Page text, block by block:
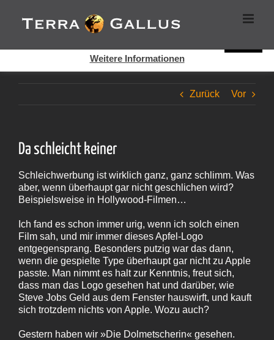
Inhalt
springen
Zurück Vor
Da schleicht keiner
Schleichwerbung ist wirklich ganz, ganz schlimm. Was
aber, wenn überhaupt gar nicht geschlichen wird?
Beispielsweise in Hollywood-Filmen…
Ich fand es schon immer urig, wenn ich solch einen
Film sah, und mir immer dieses Apfel-Logo
entgegensprang. Besonders putzig war das dann,
wenn die gespielte Type überhaupt gar nicht zu Apple
passte. Man nimmt es halt zur Kenntnis, freut sich,
dass man das Logo gesehen hat und darüber, wie
Steve Jobs Geld aus dem Fenster hauswirft, und kauft
sich trotzdem nichts von Apple. Wozu auch?
Gestern haben wir »Die Dolmetscherin« gesehen.
Cookies helfen auf auf dieser Seite bei der Bereitstellung der
Dienste. Durch die Nutzung dieser Webseite erklären Sie sich
Weitere Informationen